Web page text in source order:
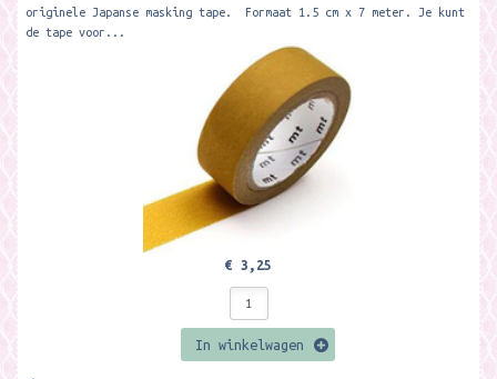
originele Japanse masking tape. Formaat 1.5 cm x 7 meter. Je kunt
de tape voor...
€ 3,25
In winkelwagen